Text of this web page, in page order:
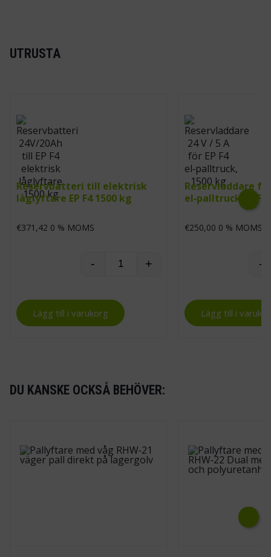
UTRUSTA
Reservbatteri till elektrisk
låglyftare EP F4 1500 kg
€371,42 0 % MOMS
Reservbatteri till elektrisk
- +
Lägg till i varukorg
Reservladdare
el‑palltruck EP F4
€250,00 0 % MOMS
-
Lägg till i
DU KANSKE OCKSÅ BEHÖVER: